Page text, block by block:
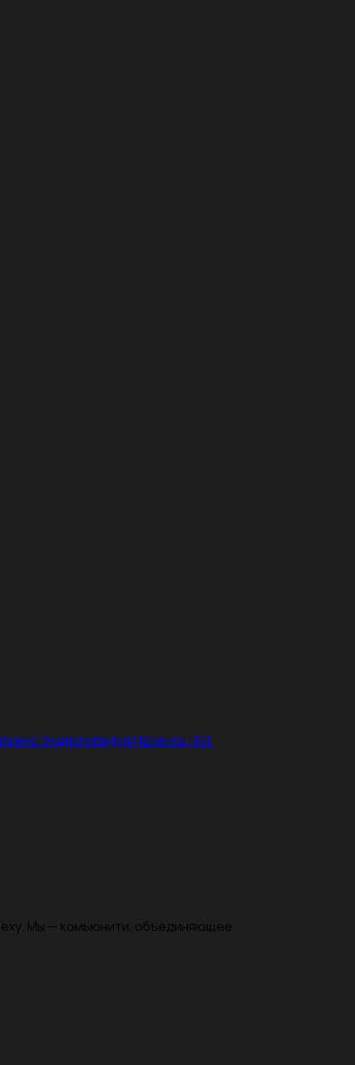
кино ЭнциклопедияПроекты НМГ
Мы — комьюнити, объединяющее